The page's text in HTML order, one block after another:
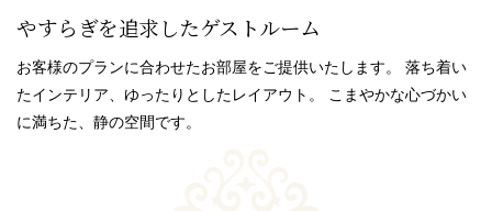
インフォメーション
アクセス
よくあるご質問
採用情報
ソーシャルメディアポリシー
会社概要
やすらぎを追求したゲストルーム
お客様のプランに合わせたお部屋をご提供いたします。
落ち着い
たインテリア、ゆったりとしたレイアウト。
こまやかな心づかい
に満ちた、静の空間です。